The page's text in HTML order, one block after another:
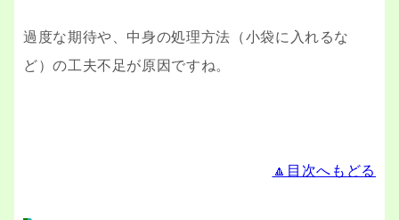
過度な期待や、中身の処理方法（小袋に入れるな
ど）の工夫不足が原因ですね。
🔼目次へもどる